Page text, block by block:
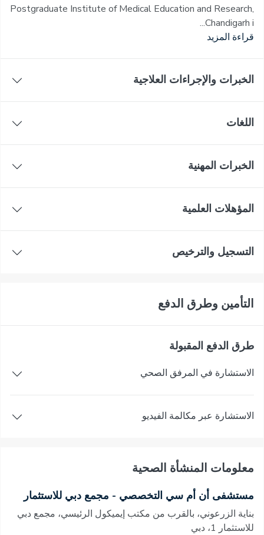
Postgraduate Institute of Medical Education and Research,
Chandigarh i...
قراءة المزيد
الخبرات والإجراءات العلاجية
اللغات
الخبرات المهنية
المؤهلات العلمية
التسجيل والترخيص
التأمين وطرق الدفع
طرق الدفع المقبولة
الاستشارة في المرفق الصحي
الاستشارة عبر مكالمة الفيديو
معلومات المنشأة الصحية
مستشفى أن أم سي التخصصي - مجمع دبي للاستثمار
بناية الزرعوني، بالقرب من مكتب إيميكول الرئيسي، مجمع دبي
للاستثمار 1، دبي